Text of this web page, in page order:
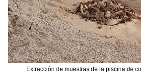
Extracción de muestras de la piscina de